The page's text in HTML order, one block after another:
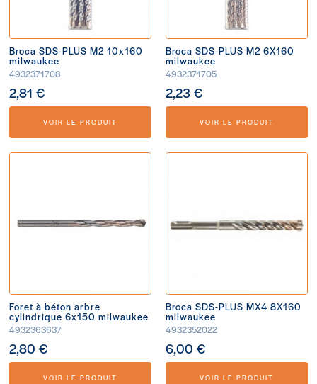
Broca SDS-PLUS M2 10x160
milwaukee
4932371708
2,81 €
VOIR LE PRODUIT
Broca SDS-PLUS M2 6X160
milwaukee
4932371705
2,23 €
VOIR LE PRODUIT
Foret à béton arbre
cylindrique 6x150 milwaukee
4932363637
2,80 €
VOIR LE PRODUIT
Broca SDS-PLUS MX4 8X160
milwaukee
4932352022
6,00 €
VOIR LE PRODUIT